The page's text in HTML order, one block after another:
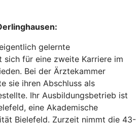
gelernte
sich für eine zweite Karriere im
Bei der Ärztekammer
sie ihren Abschluss als
Ihr Ausbildungsbetrieb ist
eine Akademische
Bielefeld. Zurzeit nimmt die 43-